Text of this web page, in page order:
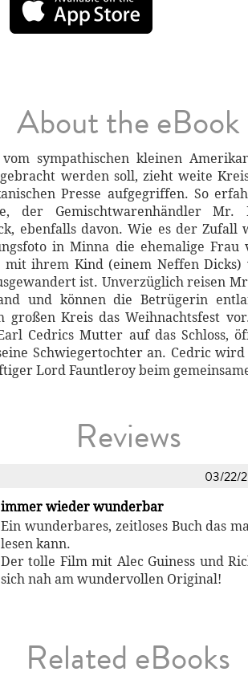
About the eBook
vom sympathischen kleinen
werden soll, zieht weite
Presse aufgegriffen. So
der Gemischtwarenhändler
ebenfalls davon. Wie es der Zufall
in Minna die ehemalige Frau
mit ihrem Kind (einem Neffen
ist. Unverzüglich reisen
und können die Betrügerin
Kreis das Weihnachtsfest
Cedrics Mutter auf das Schloss,
Schwiegertochter an. Cedric
Lord Fauntleroy beim
Reviews
03/22/
immer wieder wunderbar
Ein wunderbares, zeitloses Buch das
lesen kann.
Der tolle Film mit Alec Guiness und
sich nah am wundervollen Original!
Related eBooks